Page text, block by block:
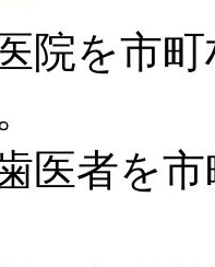
院を市
医者を